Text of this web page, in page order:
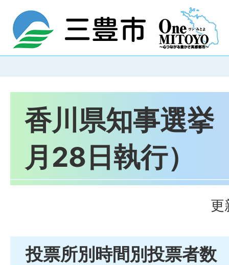
香川県知事選挙
月28日執行）
更
投票所別時間別投票者数